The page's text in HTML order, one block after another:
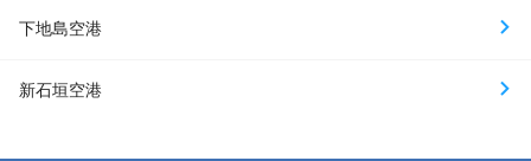
下地島空港
新石垣空港